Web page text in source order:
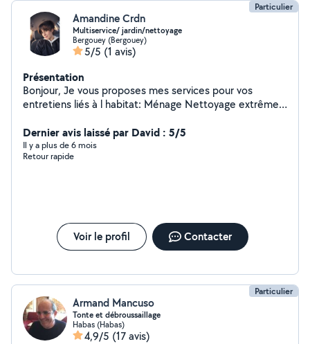
Particulier
Amandine Crdn
Multiservice/ jardin/nettoyage
Bergouey (Bergouey)
5/5 (1 avis)
Présentation
Bonjour, Je vous proposes mes services pour vos
entretiens liés à l habitat: Ménage Nettoyage extrême
Desherbage Tonte de pelouse Débroussailleuse
Courses.. Gardiennage maison/ animaux lors de vos
vacances
Dernier avis laissé par David : 5/5
Il y a plus de 6 mois
Retour rapide
Voir le profil Contacter
Particulier
Armand Mancuso
Tonte et débroussaillage
Habas (Habas)
4,9/5 (17 avis)